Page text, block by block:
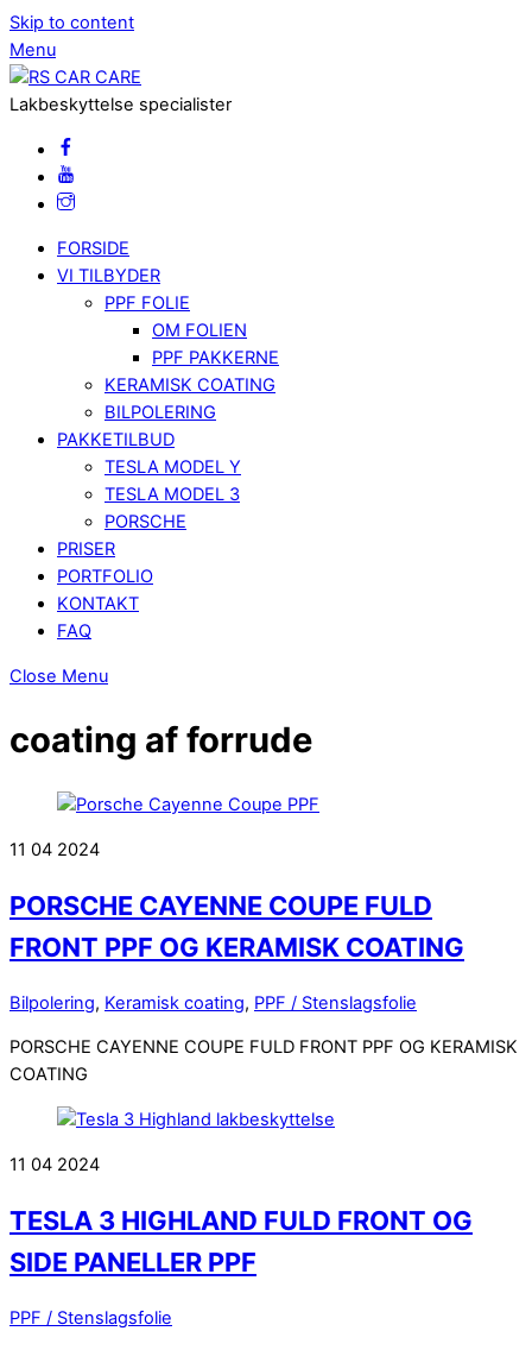
Skip to content
Menu
Lakbeskyttelse specialister
FORSIDE
VI TILBYDER
PPF FOLIE
OM FOLIEN
PPF PAKKERNE
KERAMISK COATING
BILPOLERING
PAKKETILBUD
TESLA MODEL Y
TESLA MODEL 3
PORSCHE
PRISER
PORTFOLIO
KONTAKT
FAQ
Close Menu
coating af forrude
11 04 2024
PORSCHE CAYENNE COUPE FULD
FRONT PPF OG KERAMISK COATING
Bilpolering, Keramisk coating, PPF / Stenslagsfolie
PORSCHE CAYENNE COUPE FULD FRONT PPF OG KERAMISK
COATING
11 04 2024
TESLA 3 HIGHLAND FULD FRONT OG
SIDE PANELLER PPF
PPF / Stenslagsfolie